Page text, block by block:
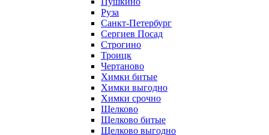
Руза
Санкт-Петербург
Сергиев Посад
Строгино
Троицк
Чертаново
Химки битые
Химки выгодно
Химки срочно
Щелково
Щелково битые
Щелково выгодно